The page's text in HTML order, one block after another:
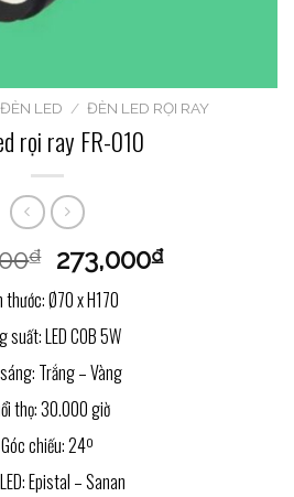
ĐÈN LED / ĐÈN LED RỌI RAY
rọi ray FR-010
₫ 273,000₫
thước: Ø70 x H170
suất: LED COB 5W
Trắng – Vàng
thọ: 30.000 giờ
Góc chiếu: 24º
Epistal – Sanan